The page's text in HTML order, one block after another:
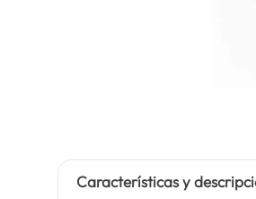
Características y